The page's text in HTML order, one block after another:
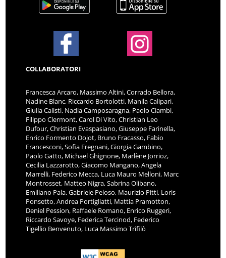
COLLABORATORI
Francesca Arcaro, Massimo Altini, Corrado Bellora,
Nadine Blanc, Riccardo Bortolotti, Manila Calipari,
Giulia Calisti, Nadia Camposaragna, Paolo Ciambi,
Filippo Clermont, Carol Di Vito, Christian Leo
Dufour, Christian Evaspasiano, Giuseppe Farinella,
Enrico Formento Dojot, Bruno Fracasso, Fabio
Francesconi, Sofia Fregnani, Giorgia Gambino,
Paolo Gatto, Michael Ghignone, Marlène Jorrioz,
Cecilia Lazzarotto, Giacomo Mangano, Angela
Marrelli, Federico Mecca, Luca Mauro Melloni, Marc
Montrosset, Matteo Nigra, Sabrina Olibano,
Emiliano Pala, Gabriele Peloso, Maurizio Pitti, Loris
Ponsetto, Andrea Portigliatti, Mattia Pramotton,
Deniel Pession, Raffaele Romano, Enrico Ruggeri,
Riccardo Savoye, Federica Tercinod, Federico
Tigellio Benvenuto, Luca Massimo Trifilò